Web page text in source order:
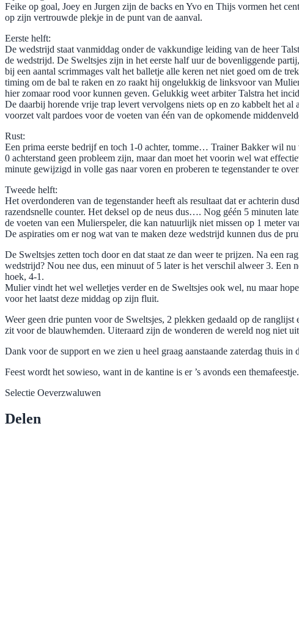
Feike op goal, Joey en Jurgen zijn de backs en Yvo en Thijs vormen het
op zijn vertrouwde plekje in de punt van de aanval.
Eerste helft:
De wedstrijd staat vanmiddag onder de vakkundige leiding van de heer
de wedstrijd. De Sweltsjes zijn in het eerste half uur de bovenliggende
bij een aantal scrimmages valt het balletje alle keren net niet goed om de
timing om de bal te raken en zo raakt hij ongelukkig de linksvoor van
hier zomaar rood voor kunnen geven. Gelukkig weet arbiter Talstra het
De daarbij horende vrije trap levert vervolgens niets op en zo kabbelt het
voorzet valt pardoes voor de voeten van één van de opkomende
Rust:
Een prima eerste bedrijf en toch 1-0 achter, tomme… Trainer Bakker wil nu
0 achterstand geen probleem zijn, maar dan moet het voorin wel wat
minute gewijzigd in volle gas naar voren en proberen te tegenstander te
Tweede helft:
Het overdonderen van de tegenstander heeft als resultaat dat er achterin
razendsnelle counter. Het deksel op de neus dus…. Nog géén 5 minuten
de voeten van een Mulierspeler, die kan natuurlijk niet missen op 1 meter
De aspiraties om er nog wat van te maken deze wedstrijd kunnen dus de
De Sweltsjes zetten toch door en dat staat ze dan weer te prijzen. Na een
wedstrijd? Nou nee dus, een minuut of 5 later is het verschil alweer 3. Een
hoek, 4-1.
Mulier vindt het wel welletjes verder en de Sweltsjes ook wel, nu maar
voor het laatst deze middag op zijn fluit.
Weer geen drie punten voor de Sweltsjes, 2 plekken gedaald op de
zit voor de blauwhemden. Uiteraard zijn de wonderen de wereld nog niet
Dank voor de support en we zien u heel graag aanstaande zaterdag thuis
Feest wordt het sowieso, want in de kantine is er ’s avonds een
Selectie Oeverzwaluwen
Delen